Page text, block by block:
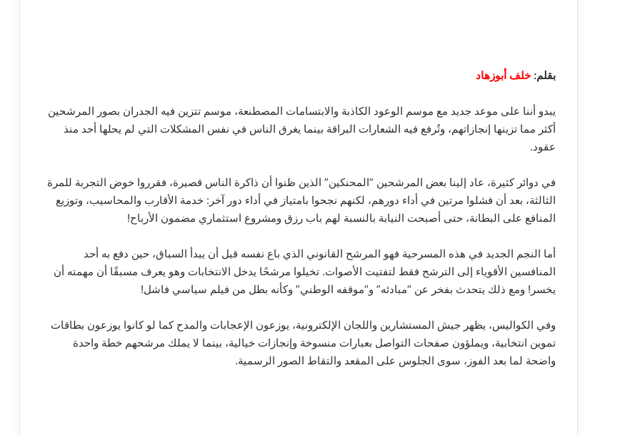
بقلم: خلف أبوزهاد
يبدو أننا على موعد جديد مع موسم الوعود الكاذبة والابتسامات المصطنعة، موسم تتزين فيه الجدران بصور المرشحين
أكثر مما تزينها إنجازاتهم، وتُرفع فيه الشعارات البراقة بينما يغرق الناس في نفس المشكلات التي لم يحلها أحد منذ
عقود.
في دوائر كثيرة، عاد إلينا بعض المرشحين “المحنكين” الذين ظنوا أن ذاكرة الناس قصيرة، فقرروا خوض التجربة للمرة
الثالثة، بعد أن فشلوا مرتين في أداء دورهم، لكنهم نجحوا بامتياز في أداء دور آخر: خدمة الأقارب والمحاسيب، وتوزيع
المنافع على البطانة، حتى أصبحت النيابة بالنسبة لهم باب رزق ومشروع استثماري مضمون الأرباح!
أما النجم الجديد في هذه المسرحية فهو المرشح القانوني الذي باع نفسه قبل أن يبدأ السباق، حين دفع به أحد
المنافسين الأقوياء إلى الترشح فقط لتفتيت الأصوات. تخيلوا مرشحًا يدخل الانتخابات وهو يعرف مسبقًا أن مهمته أن
يخسر! ومع ذلك يتحدث بفخر عن “مبادئه” و“موقفه الوطني” وكأنه بطل من فيلم سياسي فاشل!
وفي الكواليس، يظهر جيش المستشارين واللجان الإلكترونية، يوزعون الإعجابات والمدح كما لو كانوا يوزعون بطاقات
تموين انتخابية، ويملؤون صفحات التواصل بعبارات منسوخة وإنجازات خيالية، بينما لا يملك مرشحهم خطة واحدة
واضحة لما بعد الفوز، سوى الجلوس على المقعد والتقاط الصور الرسمية.